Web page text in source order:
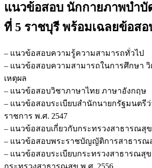
กายภาพบำบัด
ศูนย์
อนามัย
5
ราชบุรี
ชิ้น
แนวข้อสอบ นักกายภาพบำบั
ที่ 5 ราชบุรีพร้อมเฉลยข้อสอ
– แนวข้อสอบความรู้ความสามารถทั่วไป
– แนวข้อสอบความสามารถในการศึกษา วิ
เหตุผล
– แนวข้อสอบวิชาภาษาไทย ภาษาอังกฤษ
– แนวข้อสอบระเบียบสำนักนายกรัฐมนตรี
ราชการ พ.ศ. 2547
– แนวข้อสอบเกี่ยวกับกระทรวงสาธารณสุข
– แนวข้อสอบพระราชบัญญัติการสาธารณ
– แนวข้อสอบระเบียบกระทรวงสาธารณสุ
กระทรวงสาธารณสุข พ.ศ. 2556